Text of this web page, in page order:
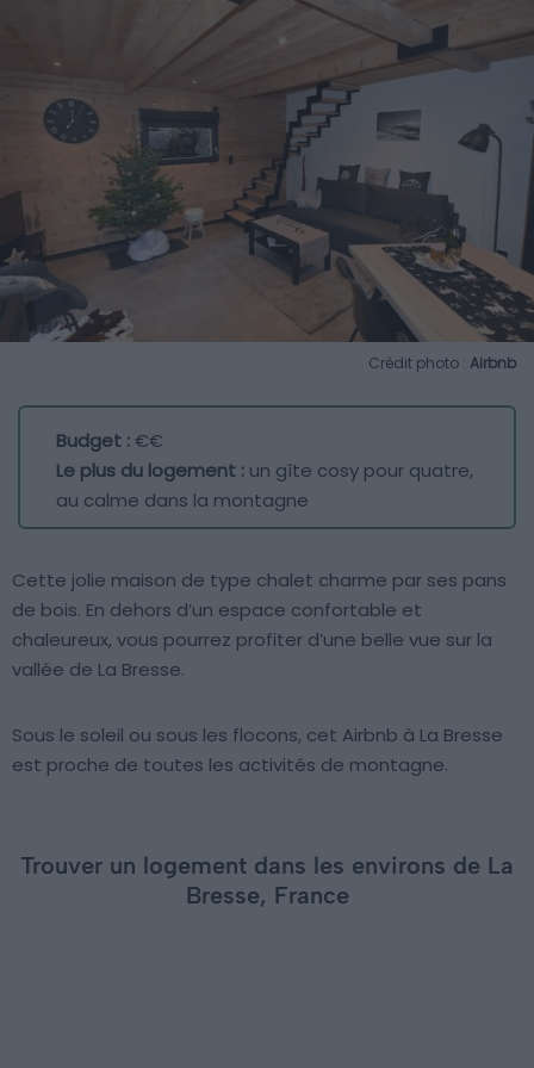
Crédit photo : Airbnb
Budget :€€
Le plus du logement : un gîte cosy pour quatre,
au calme dans la montagne
Cette jolie maison de type chalet charme par ses pans
de bois. En dehors d’un espace confortable et
chaleureux, vous pourrez profiter d’une belle vue sur la
vallée de La Bresse.
Sous le soleil ou sous les flocons, cet Airbnb à La Bresse
est proche de toutes les activités de montagne.
Trouver un logement dans les environs de La
Bresse, France